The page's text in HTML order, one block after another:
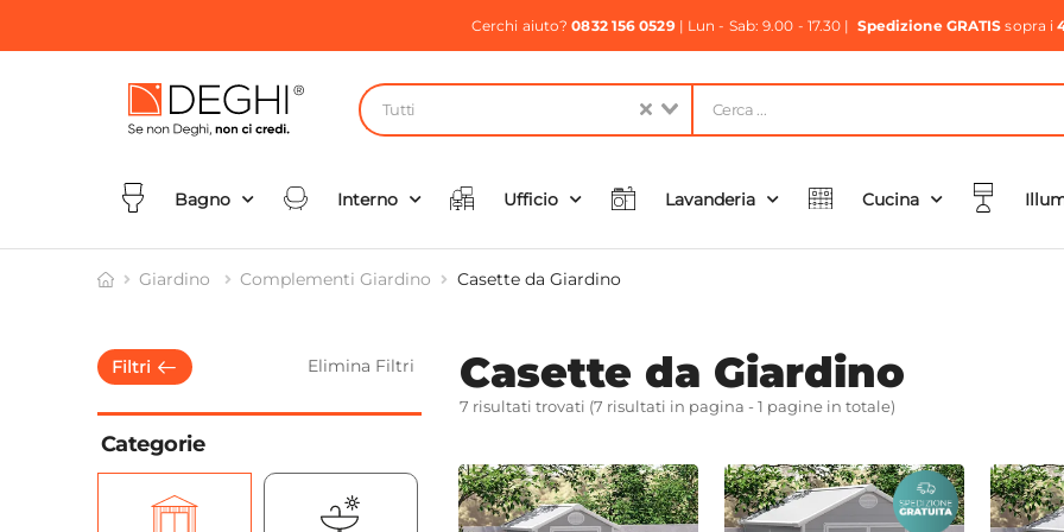
Cerchi aiuto?0832 156 0529| Lun - Sab: 9.00 - 17.30 | Spedizione GRATIS sopra i
Tutti
Bagno Interno Ufficio Lavanderia Cucina
Giardino Complementi Giardino Casette da Giardino
Filtri Elimina Filtri
Filtri Scelti
Categorie
Casette da Giardino
7 risultati trovati (7 risultati in pagina - 1 pagine in totale)